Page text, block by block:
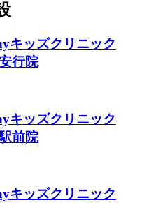
キッズクリニック
行院
キッズクリニック
前院
キッズクリニック